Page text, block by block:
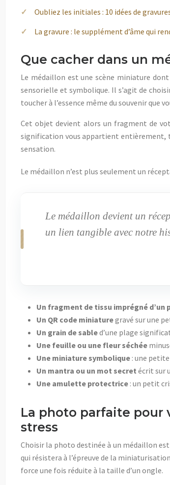
Oubliez les initiales : 10 idées de
La gravure : le supplément d’âme qui
Que cacher dans un
Le médaillon est une scène miniature
sensorielle et symbolique. Il s’agit de
toucher à l’essence même du souvenir que
Cet objet devient alors un fragment de
signification vous appartient entièrement,
sensation.
Le médaillon n’est plus seulement un
Le médaillon devient un
un lien tangible avec notre
Un fragment de tissu imprégné d’un
Un QR code miniaturegravé sur une
Un grain de sabled’une plage
Une feuille ou une fleur séchée
Une miniature symbolique : une
Un mantra ou un mot secret écrit sur
Une amulette protectrice : un petit
La photo parfaite pour
stress
Choisir la photo destinée à un médaillon
qui résistera à l’épreuve de la
force une fois réduite à la taille d’un ongle.